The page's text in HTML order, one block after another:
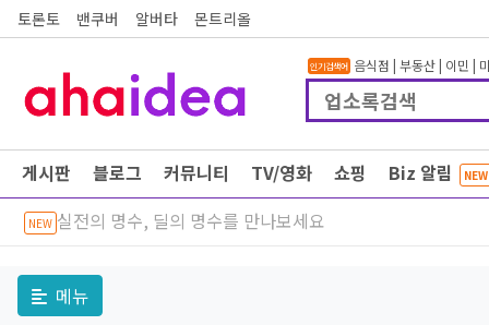
토론토 밴쿠버 알버타 몬트리올
인기검색어 음식점 | 부동산| 이민 |
게시판 블로그 커뮤니티 TV/영화 쇼핑 Biz 알림 NEW
NEW 실전의 명수, 딜의 명수를 만나보세요
메뉴